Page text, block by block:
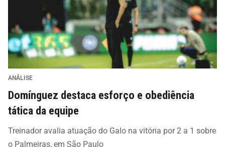
ANÁLISE
Domínguez destaca esforço e obediência
tática da equipe
Treinador avalia atuação do Galo na vitória por 2 a 1 sobre
o Palmeiras, em São Paulo